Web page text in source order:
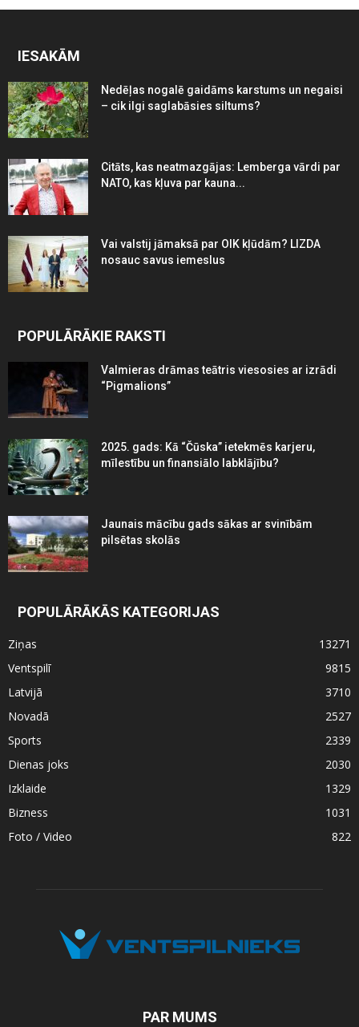
IESAKĀM
Nedēļas nogalē gaidāms karstums un negaisi
– cik ilgi saglabāsies siltums?
Citāts, kas neatmazgājas: Lemberga vārdi par
NATO, kas kļuva par kauna...
Vai valstij jāmaksā par OIK kļūdām? LIZDA
nosauc savus iemeslus
POPULĀRĀKIE RAKSTI
Valmieras drāmas teātris viesosies ar izrādi
“Pigmalions”
2025. gads: Kā “Čūska” ietekmēs karjeru,
mīlestību un finansiālo labklājību?
Jaunais mācību gads sākas ar svinībām
pilsētas skolās
POPULĀRĀKĀS KATEGORIJAS
Ziņas
13271
Ventspilī
9815
Latvijā
3710
Novadā
2527
Sports
2339
Dienas joks
2030
Izklaide
1329
Bizness
1031
Foto / Video
822
PAR MUMS